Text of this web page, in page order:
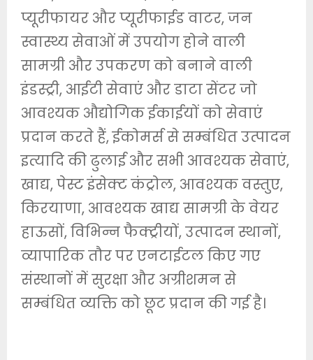
प्यूरीफायर और प्यूरीफाईड वाटर, जन
स्वास्थ्य सेवाओं में उपयोग होने वाली
सामग्री और उपकरण को बनाने वाली
इंडस्ट्री, आईटी सेवाएं और डाटा सेंटर जो
आवश्यक औद्योगिक ईकाईयों को सेवाएं
प्रदान करते हैं, ईकोमर्स से सम्बंधित उत्पादन
इत्यादि की ढुलाई और सभी आवश्यक सेवाएं,
खाद्य, पेस्ट इंसेक्ट कंट्रोल, आवश्यक वस्तुए,
किरयाणा, आवश्यक खाद्य सामग्री के वेयर
हाऊसों, विभिन्न फैक्ट्रीयों, उत्पादन स्थानों,
व्यापारिक तौर पर एनटाईटल किए गए
संस्थानों में सुरक्षा और अग्रीशमन से
सम्बंधित व्यक्ति को छूट प्रदान की गई है।